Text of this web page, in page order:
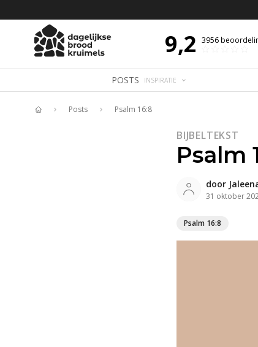
9,2 3956
POSTS INSPIRATIE
Posts Psalm 16:8
BIJBELTEKST
Psalm
door
31 oktober
Psalm 16:8